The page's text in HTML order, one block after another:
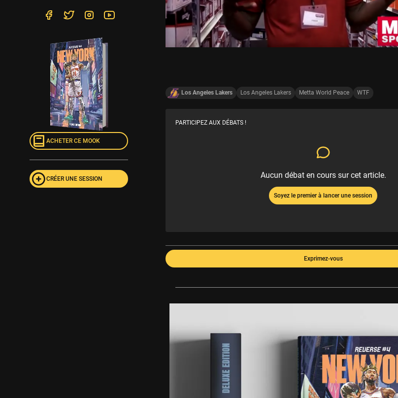
Los Angeles Lakers Los Angeles Lakers Metta World Peace WTF
PARTICIPEZ AUX DÉBATS !
Aucun débat en cours sur cet article.
Soyez le premier à lancer une session
Exprimez-vous
ACHETER CE MOOK
CRÉER UNE SESSION